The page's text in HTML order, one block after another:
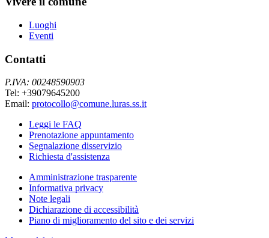
Luoghi
Eventi
Contatti
P.IVA: 00248590903
Tel: +39079645200
Email: protocollo@comune.luras.ss.it
Leggi le FAQ
Prenotazione appuntamento
Segnalazione disservizio
Richiesta d'assistenza
Amministrazione trasparente
Informativa privacy
Note legali
Dichiarazione di accessibilità
Piano di miglioramento del sito e dei servizi